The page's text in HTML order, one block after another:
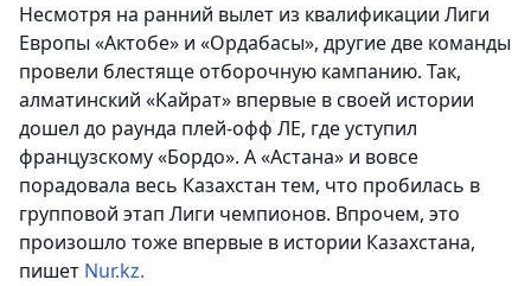
Несмотря на ранний вылет из квалификации Лиги
Европы «Актобе» и «Ордабасы», другие две команды
провели блестяще отборочную кампанию. Так,
алматинский «Кайрат» впервые в своей истории
дошел до раунда плей-офф ЛЕ, где уступил
французскому «Бордо». А «Астана» и вовсе
порадовала весь Казахстан тем, что пробилась в
групповой этап Лиги чемпионов. Впрочем, это
произошло тоже впервые в истории Казахстана,
пишет Nur.kz.